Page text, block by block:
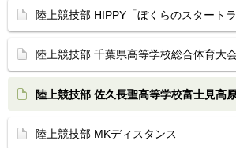
陸上競技部 HIPPY「ぼくらのスタートラ
陸上競技部 千葉県高等学校総合体育大
陸上競技部 佐久長聖高等学校富士見高
陸上競技部 MKディスタンス